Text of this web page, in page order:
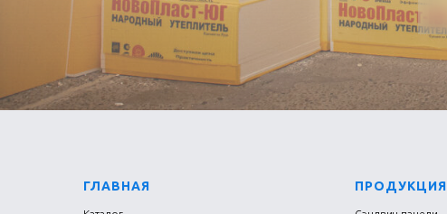
ГЛАВНАЯ ПРОДУКЦИЯ